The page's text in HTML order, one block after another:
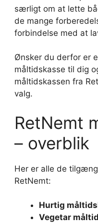
særligt om at lette
de mange
forbindelse med at
Ønsker du derfor er
måltidskasse til dig
måltidskassen fra
valg.
RetNemt
– overblik
Her er alle de
RetNemt:
Hurtig
Vegetar